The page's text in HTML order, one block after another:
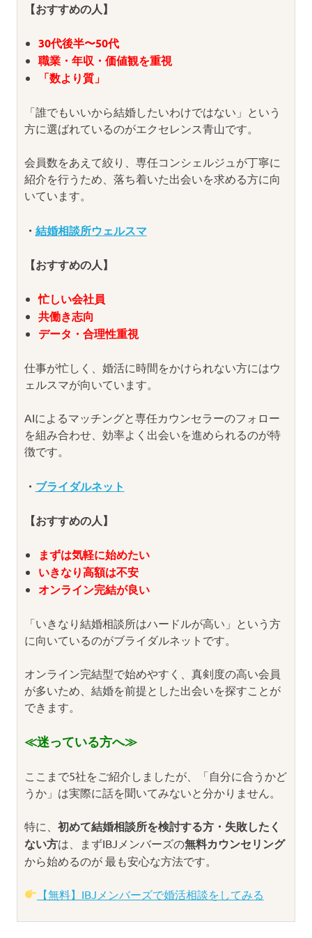
【おすすめの人】
30代後半〜50代
職業・年収・価値観を重視
「数より質」
「誰でもいいから結婚したいわけではない」という
方に選ばれているのがエクセレンス青山です。
会員数をあえて絞り、専任コンシェルジュが丁寧に
紹介を行うため、落ち着いた出会いを求める方に向
いています。
・ 結婚相談所ウェルスマ
【おすすめの人】
忙しい会社員
共働き志向
データ・合理性重視
仕事が忙しく、婚活に時間をかけられない方にはウ
ェルスマが向いています。
AIによるマッチングと専任カウンセラーのフォロー
を組み合わせ、効率よく出会いを進められるのが特
徴です。
・ ブライダルネット
【おすすめの人】
まずは気軽に始めたい
いきなり高額は不安
オンライン完結が良い
「いきなり結婚相談所はハードルが高い」という方
に向いているのがブライダルネットです。
オンライン完結型で始めやすく、真剣度の高い会員
が多いため、結婚を前提とした出会いを探すことが
できます。
≪迷っている方へ≫
ここまで5社をご紹介しましたが、「自分に合うかど
うか」は実際に話を聞いてみないと分かりません。
特に、 初めて結婚相談所を検討する方・失敗したく
ない方は、まずIBJメンバーズの無料カウンセリング
から始めるのが 最も安心な方法です。
【無料】IBJメンバーズで婚活相談をしてみる